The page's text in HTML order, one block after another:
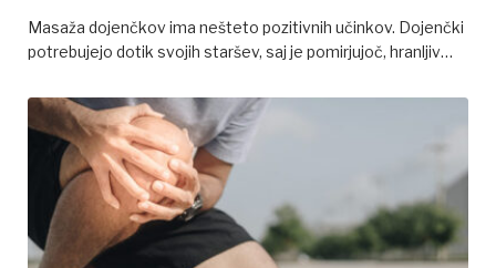
Masaža dojenčkov ima nešteto pozitivnih učinkov. Dojenčki
potrebujejo dotik svojih staršev, saj je pomirjujoč, hranljiv…